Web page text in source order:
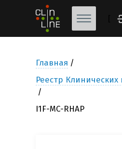
Главная
Реестр Клинических
I1F-MC-RHAP